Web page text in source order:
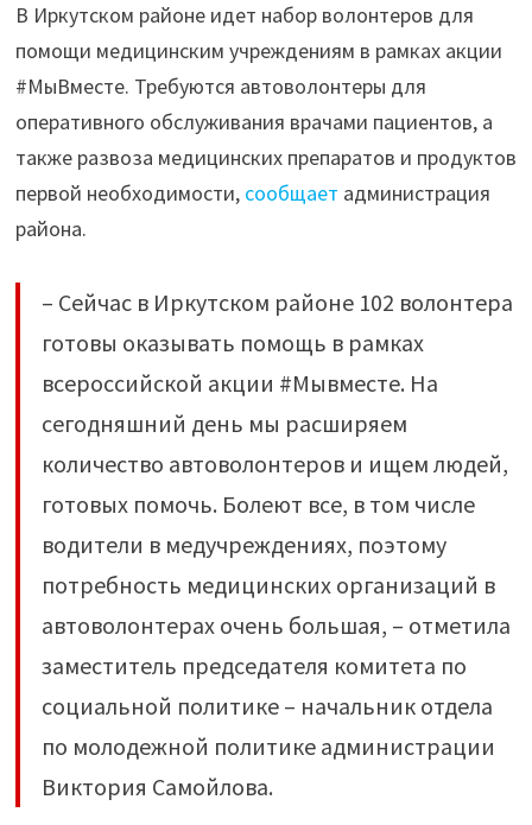
для
помощи
медикам
на
выездах"
В Иркутском районе идет набор волонтеров для
помощи медицинским учреждениям в рамках акции
#МыВместе. Требуются автоволонтеры для
оперативного обслуживания врачами пациентов, а
также развоза медицинских препаратов и продуктов
первой необходимости, сообщает администрация
района.
– Сейчас в Иркутском районе 102 волонтера
готовы оказывать помощь в рамках
всероссийской акции #Мывместе. На
сегодняшний день мы расширяем
количество автоволонтеров и ищем людей,
готовых помочь. Болеют все, в том числе
водители в медучреждениях, поэтому
потребность медицинских организаций в
автоволонтерах очень большая, – отметила
заместитель председателя комитета по
социальной политике – начальник отдела
по молодежной политике администрации
Виктория Самойлова.